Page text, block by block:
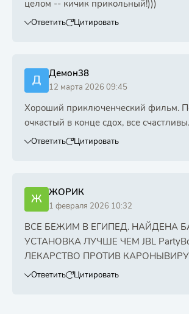
целом -- кичик прикольный!)))
Ответить Цитировать
Д Демон38
12 марта 2026 09:45
Хороший приключенческий фильм.
очкастый в конце сдох, все счастливы.
Ответить Цитировать
Ж ЖОРИК
1 февраля 2026 10:32
ВСЕ БЕЖИМ В ЕГИПЕД. НАЙДЕНА
УСТАНОВКА ЛУЧШЕ ЧЕМ JBL
ЛЕКАРСТВО ПРОТИВ
Ответить Цитировать